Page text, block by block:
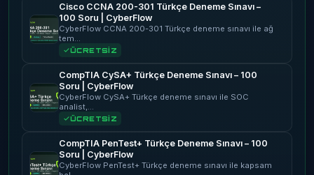
Cisco CCNA 200-301 Türkçe Deneme Sınavı –
100 Soru | CyberFlow
CyberFlow CCNA 200-301 Türkçe deneme sınavı ile ağ
tem…
ÜCRETSİZ
CompTIA CySA+ Türkçe Deneme Sınavı – 100
Soru | CyberFlow
CyberFlow CySA+ Türkçe deneme sınavı ile SOC
analist,…
ÜCRETSİZ
CompTIA PenTest+ Türkçe Deneme Sınavı – 100
Soru | CyberFlow
CyberFlow PenTest+ Türkçe deneme sınavı ile kapsam